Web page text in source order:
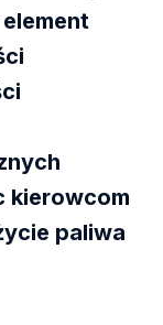
kierowcom
paliwa